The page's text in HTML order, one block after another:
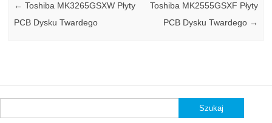
← Toshiba MK3265GSXW Płyty
PCB Dysku Twardego
Toshiba MK2555GSXF Płyty
PCB Dysku Twardego →